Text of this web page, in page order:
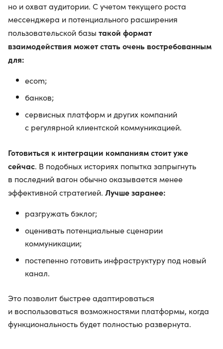
но и охват аудитории. С учетом текущего роста
мессенджера и потенциального расширения
пользовательской базы такой формат
взаимодействия может стать очень востребованным
для:
ecom;
банков;
сервисных платформ и других компаний
с регулярной клиентской коммуникацией.
Готовиться к интеграции компаниям стоит уже
сейчас. В подобных историях попытка запрыгнуть
в последний вагон обычно оказывается менее
эффективной стратегией. Лучше заранее:
разгружать бэклог;
оценивать потенциальные сценарии
коммуникации;
постепенно готовить инфраструктуру под новый
канал.
Это позволит быстрее адаптироваться
и воспользоваться возможностями платформы, когда
функциональность будет полностью развернута.